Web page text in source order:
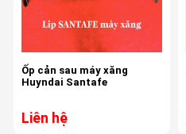
Ốp cản sau máy xăng
Huyndai Santafe
Liên hệ